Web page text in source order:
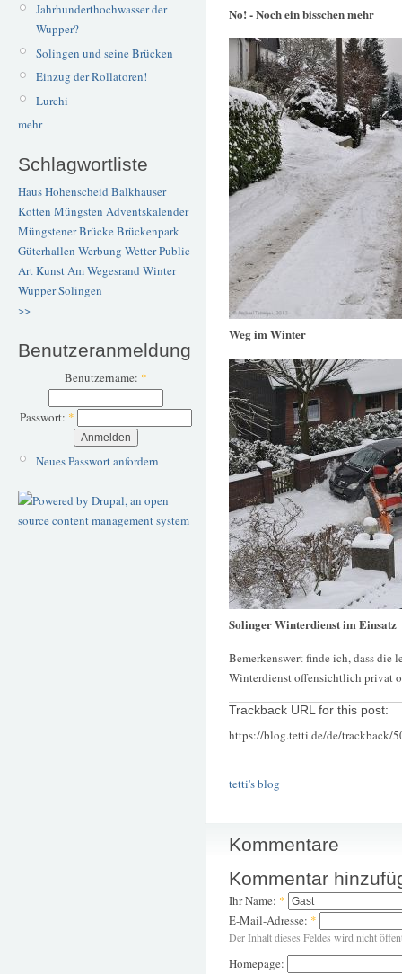
Jahrhunderthochwasser der
Wupper?
Solingen und seine Brücken
Einzug der Rollatoren!
Lurchi
mehr
Schlagwortliste
Haus Hohenscheid Balkhauser
Kotten Müngsten Adventskalender
Müngstener BrückeBrückenpark
Güterhallen Werbung WetterPublic
ArtKunstAm Wegesrand Winter
WupperSolingen
>>
Benutzeranmeldung
Benutzername: *
Passwort: *
Neues Passwort anfordern
No! - Noch ein bisschen mehr
Weg im Winter
Solinger Winterdienst im Einsatz
Bemerkenswert finde ich, dass die
Winterdienst offensichtlich privat
Trackback URL for this post:
https://blog.tetti.de/de/trackback/
tetti's blog
Kommentare
Kommentar
Ihr Name: *
E-Mail-Adresse: *
Der Inhalt dieses Feldes wird nicht
Homepage: